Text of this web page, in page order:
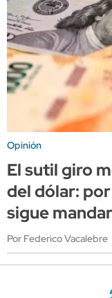
Opinión
El sutil giro
del dólar:
sigue
Por Federico Vacalebre